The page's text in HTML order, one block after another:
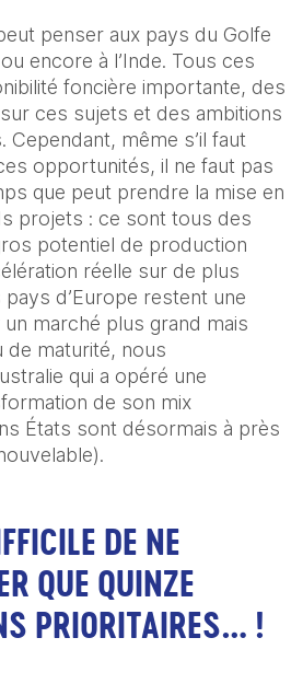
penser aux pays du Golfe
encore à l’Inde. Tous ces
foncière importante, des
ces sujets et des ambitions
Cependant, même s’il faut
opportunités, il ne faut pas
que peut prendre la mise en
projets : ce sont tous des
potentiel de production
réelle sur de plus
d’Europe restent une
marché plus grand mais
de maturité, nous
qui a opéré une
de son mix
États sont désormais à près
DE NE
QUE QUINZE
PRIORITAIRES… !